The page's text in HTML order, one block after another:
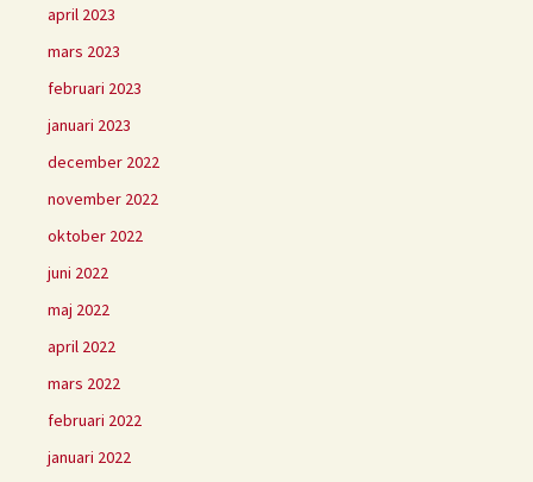
april 2023
mars 2023
februari 2023
januari 2023
december 2022
november 2022
oktober 2022
juni 2022
maj 2022
april 2022
mars 2022
februari 2022
januari 2022